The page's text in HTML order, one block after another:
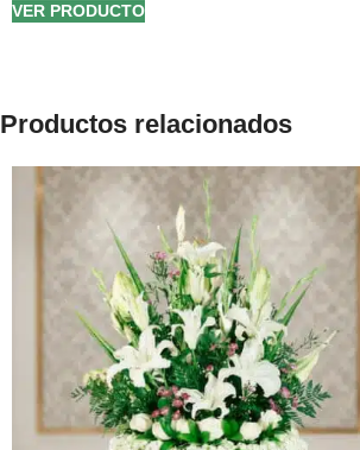
VER PRODUCTO
Productos relacionados